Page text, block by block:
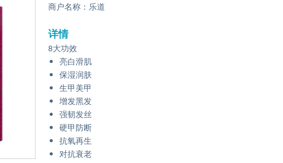
商户名称： 乐道
详情
8大功效
亮白滑肌
保湿润肤
生甲美甲
增发黑发
强韧发丝
硬甲防断
抗氧再生
对抗衰老